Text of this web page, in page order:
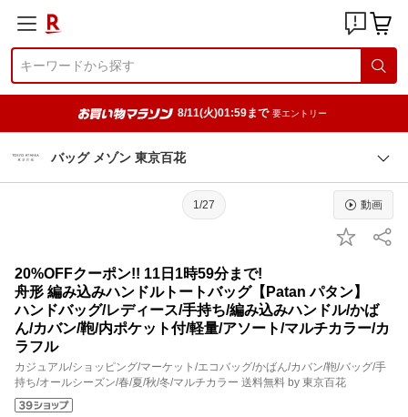
8/11(火)01:59まで 要エントリー
バッグ メゾン 東京百花
1/27 動画
20%OFFクーポン!! 11日1時59分まで!
舟形 編み込みハンドルトートバッグ【Patan パタン】
ハンドバッグ/レディース/手持ち/編み込みハンドル/かば
ん/カバン/鞄/内ポケット付/軽量/アソート/マルチカラー/カ
ラフル
カジュアル/ショッピング/マーケット/エコバッグ/かばん/カバン/鞄/バッグ/手
持ち/オールシーズン/春/夏/秋/冬/マルチカラー 送料無料 by 東京百花